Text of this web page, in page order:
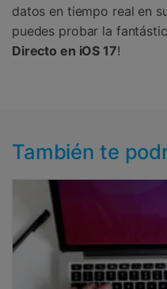
datos en tiempo real en
puedes probar la
Directo en iOS 17!
También te